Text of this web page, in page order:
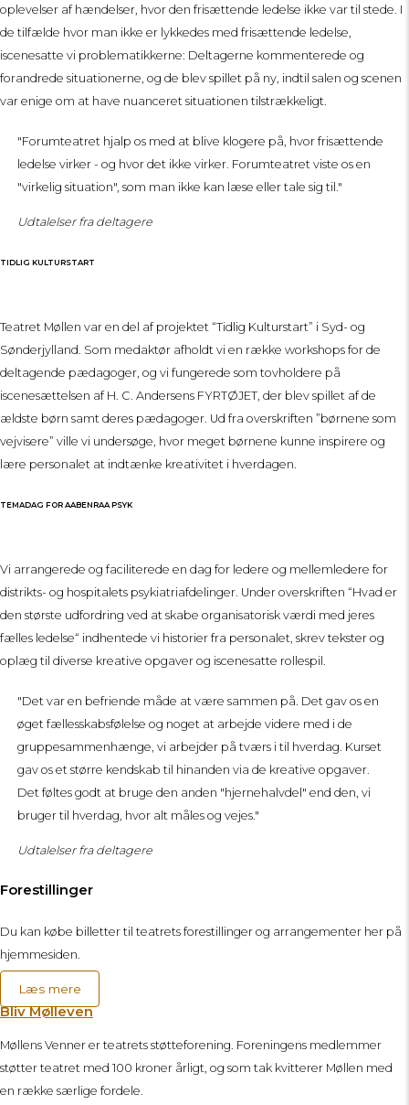
oplevelser af hændelser, hvor den frisættende ledelse ikke var til stede. I
de tilfælde hvor man ikke er lykkedes med frisættende ledelse,
iscenesatte vi problematikkerne: Deltagerne kommenterede og
forandrede situationerne, og de blev spillet på ny, indtil salen og scenen
var enige om at have nuanceret situationen tilstrækkeligt.
"Forumteatret hjalp os med at blive klogere på, hvor frisættende
ledelse virker - og hvor det ikke virker. Forumteatret viste os en
"virkelig situation", som man ikke kan læse eller tale sig til."
Udtalelser fra deltagere
TIDLIG KULTURSTART
Teatret Møllen var en del af projektet “Tidlig Kulturstart” i Syd- og
Sønderjylland. Som medaktør afholdt vi en række workshops for de
deltagende pædagoger, og vi fungerede som tovholdere på
iscenesættelsen af H. C. Andersens FYRTØJET, der blev spillet af de
ældste børn samt deres pædagoger. Ud fra overskriften ”børnene som
vejvisere” ville vi undersøge, hvor meget børnene kunne inspirere og
lære personalet at indtænke kreativitet i hverdagen.
TEMADAG FOR AABENRAA PSYK
Vi arrangerede og faciliterede en dag for ledere og mellemledere for
distrikts- og hospitalets psykiatriafdelinger. Under overskriften “Hvad er
den største udfordring ved at skabe organisatorisk værdi med jeres
fælles ledelse“ indhentede vi historier fra personalet, skrev tekster og
oplæg til diverse kreative opgaver og iscenesatte rollespil.
"Det var en befriende måde at være sammen på. Det gav os en
øget fællesskabsfølelse og noget at arbejde videre med i de
gruppesammenhænge, vi arbejder på tværs i til hverdag. Kurset
gav os et større kendskab til hinanden via de kreative opgaver.
Det føltes godt at bruge den anden "hjernehalvdel" end den, vi
bruger til hverdag, hvor alt måles og vejes."
Udtalelser fra deltagere
Forestillinger
Du kan købe billetter til teatrets forestillinger og arrangementer her på
hjemmesiden.
Læs mere
Bliv Mølleven
Møllens Venner er teatrets støtteforening. Foreningens medlemmer
støtter teatret med 100 kroner årligt, og som tak kvitterer Møllen med
en række særlige fordele.